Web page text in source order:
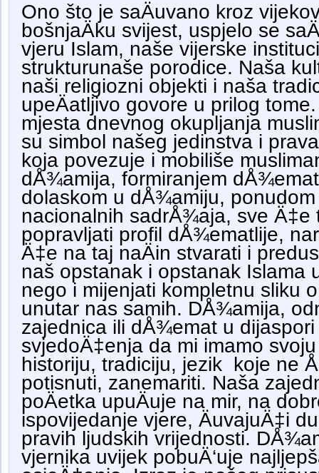
Ono što je saÄuvano kroz
bošnjaÄku svijest, uspjelo se
vjeru Islam, naše vijerske
strukturunaše porodice. Naša
naši religiozni objekti i naša
upeÄatljivo govore u prilog
mjesta dnevnog okupljanja
su simbol našeg jedinstva i
koja povezuje i mobiliše
dÅ¾amija, formiranjem
dolaskom u dÅ¾amiju, ponudom
nacionalnih sadrÅ¾aja, sve Ä‡e
popravljati profil dÅ¾ematlije,
Ä‡e na taj naÄin stvarati i
naš opstanak i opstanak Islama
nego i mijenjati kompletnu sliku
unutar nas samih. DÅ¾amija,
zajednica ili dÅ¾emat u
svjedoÄ‡enja da mi imamo
historiju, tradiciju, jezik koje ne
potisnuti, zanemariti. Naša
poÄetka upuÄuje na mir, na
ispovijedanje vjere, ÄuvajuÄ‡i
pravih ljudskih vrijednosti.
vjernika uvijek pobuÄ‘uje